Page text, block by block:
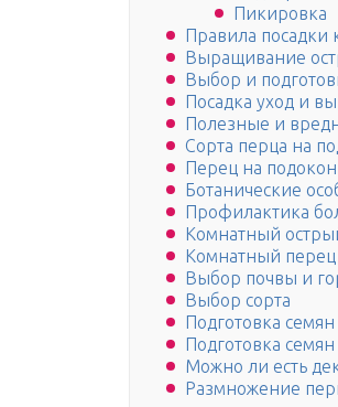
Пикировка
Правила посадки
Выращивание
Выбор и
Посадка уход и
Полезные и
Сорта перца на
Перец на
Ботанические
Профилактика
Комнатный
Комнатный
Выбор почвы и
Выбор сорта
Подготовка семян
Подготовка семян
Можно ли есть
Размножение